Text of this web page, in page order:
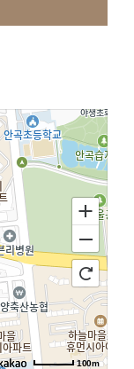
100m